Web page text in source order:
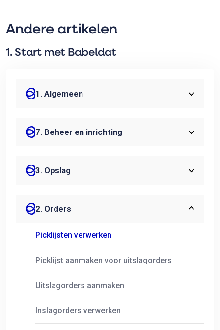
Andere artikelen
1. Start met Babeldat
1. Algemeen
7. Beheer en inrichting
3. Opslag
2. Orders
Picklijsten verwerken
Picklijst aanmaken voor uitslagorders
Uitslagorders aanmaken
Inslagorders verwerken